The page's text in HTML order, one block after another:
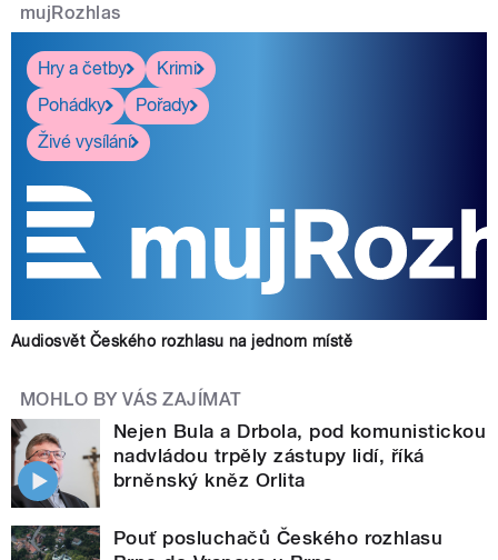
mujRozhlas
Hry a četby
Krimi
Pohádky
Pořady
Živé vysílání
Audiosvět Českého rozhlasu na jednom místě
MOHLO BY VÁS ZAJÍMAT
Nejen Bula a Drbola, pod komunistickou
nadvládou trpěly zástupy lidí, říká
brněnský kněz Orlita
Pouť posluchačů Českého rozhlasu